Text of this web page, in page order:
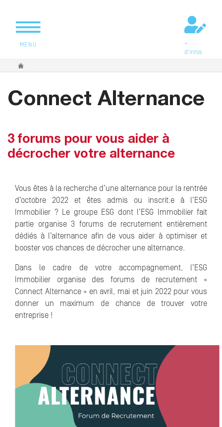
MENU
+
d'infos
Vous êtes ici
Connect Alternance
3 forums pour vous aider à
décrocher votre alternance
Vous êtes à la recherche d’une alternance pour la rentrée
d’octobre 2022 et êtes admis ou inscrit.e à l’ESG
Immobilier ? Le groupe ESG dont l’ESG Immobilier fait
partie organise 3 forums de recrutement entièrement
dédiés à l’alternance afin de vous aider à optimiser et
booster vos chances de décrocher une alternance.
Dans le cadre de votre accompagnement, l’ESG
Immobilier organise des forums de recrutement «
Connect Alternance » en avril, mai et juin 2022 pour vous
donner un maximum de chance de trouver votre
entreprise !